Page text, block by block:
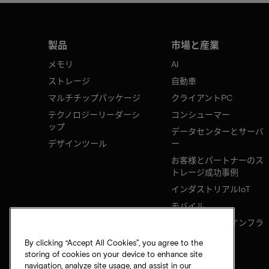
製品
メモリ
ストレージ
マルチチップパッケージ
テクノロジーリーダーシ
ップ
デザインツール
市場と産業
AI
自動車
クライアントPC
コンシューマー
データセンターとサーバ
ー
お客様とパートナーのス
トレージ成功事例
インダストリアルIoT
モバイル
ネットワークのインフラ
By clicking “Accept All Cookies”, you agree to the
storing of cookies on your device to enhance site
navigation, analyze site usage, and assist in our